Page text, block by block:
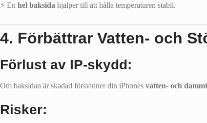
⚡ En hel baksida hjälper till att hålla temperaturen stabil.
4. Förbättrar Vatten- och
Förlust av IP-skydd:
Om baksidan är skadad försvinner din iPhones vatten- och
Risker: